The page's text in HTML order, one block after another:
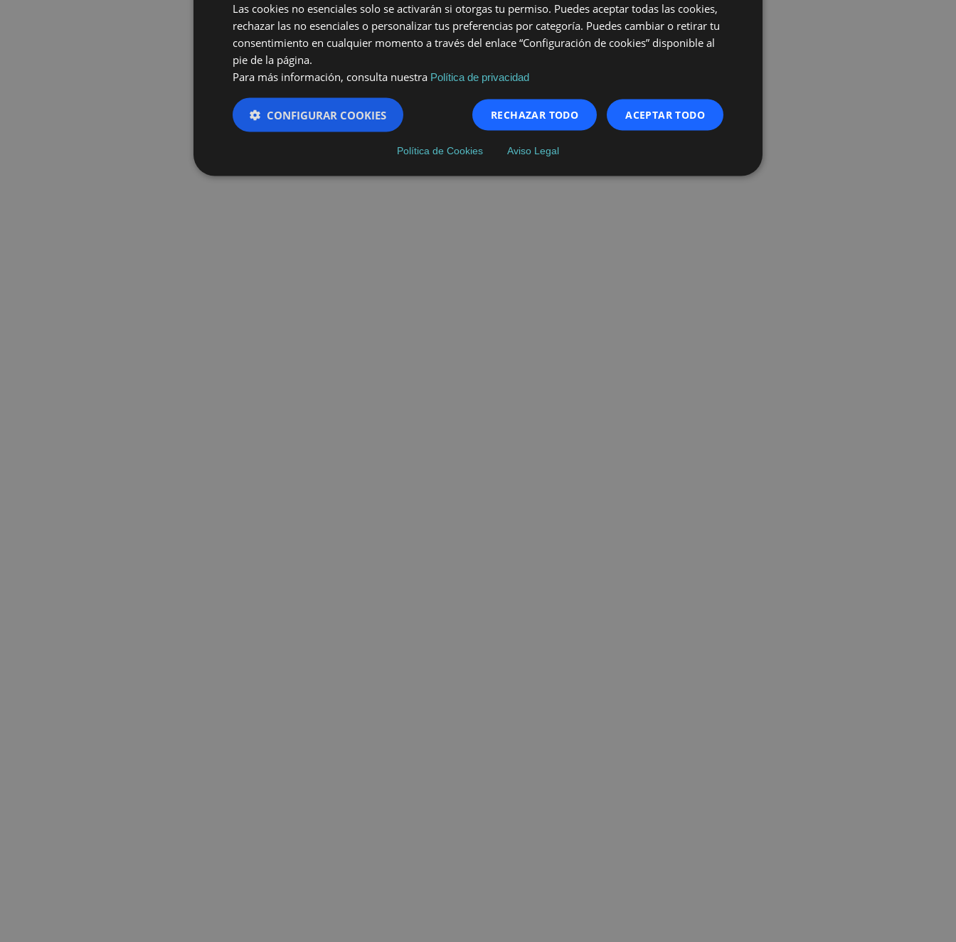
Las cookies no esenciales solo se activarán si otorgas tu permiso. Puedes aceptar todas las cookies,
rechazar las no esenciales o personalizar tus preferencias por categoría. Puedes cambiar o retirar tu
consentimiento en cualquier momento a través del enlace “Configuración de cookies” disponible al
pie de la página.
Para más información, consulta nuestra Política de privacidad
ACEPTAR TODO
RECHAZAR TODO
CONFIGURAR COOKIES
Política de Cookies Aviso Legal